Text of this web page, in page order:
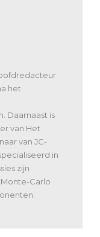
het
Daarnaast is
van Het
van JC-
in
zijn
Carlo